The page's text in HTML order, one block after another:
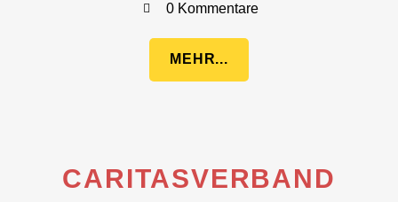
0 Kommentare
MEHR...
CARITASVERBAND